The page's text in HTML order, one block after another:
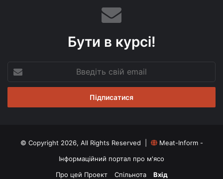
Бути в курсі!
свій
email
© Copyright 2026, All Rights Reserved |
Meat-Inform -
Інформаційний портал про м'ясо
Про цей Проект
Спільнота Вхід